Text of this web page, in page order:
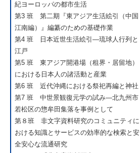
紀ヨーロッパの都市生活
第3 班 第二期『東アジア生活絵引（中国
江南編）』編纂のための基礎作業
第4 班 日本近世生活絵引―琉球人行列と
江戸
第5 班 東アジア開港場（租界・居留地）
における日本人の諸活動と産業
第6 班 近代沖縄における祭祀再編と神社
第7 班 中世景観復元学の試み―北九州市
若松区の惣牟田集落を事例として
第８班 非文字資料研究のコミュニティに
おける知識とサービスの効率的な検索と安
全安心な流通研究